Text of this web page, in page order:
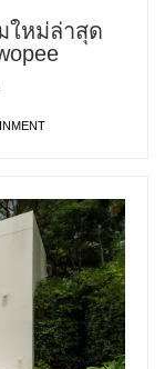
ใหม่ล่าสุด